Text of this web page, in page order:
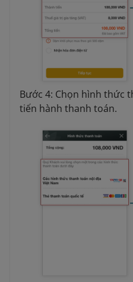
Bước 4: Chọn hình thức
tiến hành thanh toán.